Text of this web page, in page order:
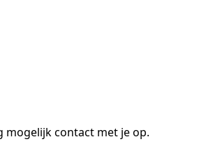
mogelijk contact met je op.